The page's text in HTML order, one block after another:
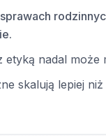
etyką nadal może
skalują lepiej